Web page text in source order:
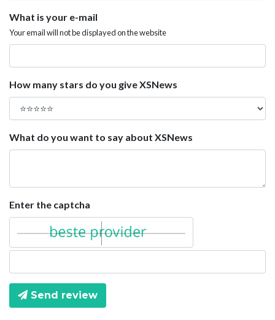
What is your e-mail
Your email will not be displayed on the website
How many stars do you give XSNews
What do you want to say about XSNews
Enter the captcha
Send review